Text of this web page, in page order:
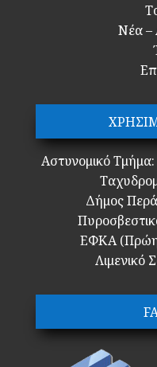
Νέα –
Αστυνομικό
Δήμος
ΕΦΚΑ
Λιμενικό